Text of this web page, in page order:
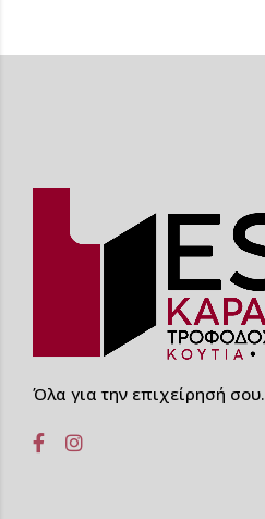
Όλα για την επιχείρησή σου.